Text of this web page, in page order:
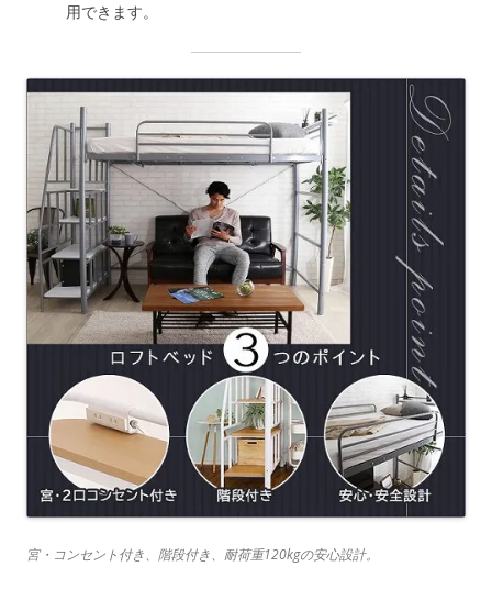
用できます。
宮・コンセント付き、階段付き、耐荷重120kgの安心設計。